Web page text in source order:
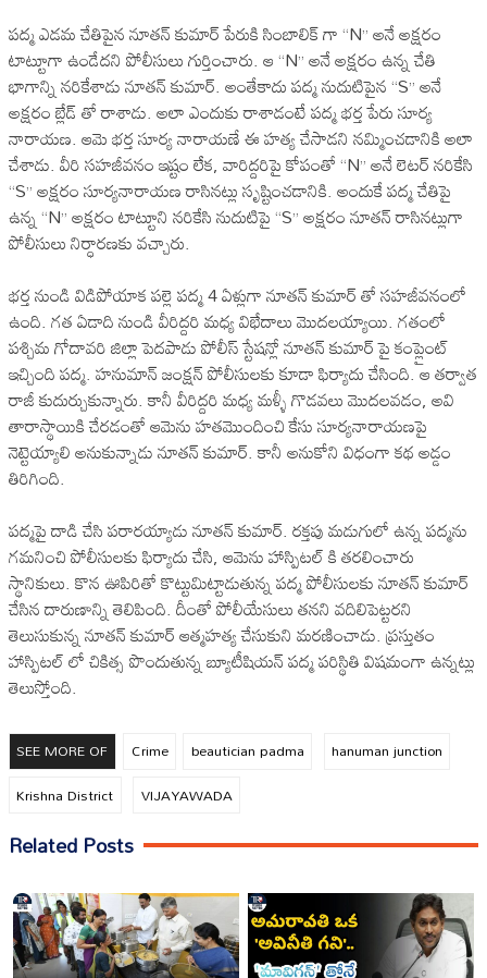
పద్మ ఎడమ చేతిపైన నూతన్ కుమార్ పేరుకి సింబాలిక్ గా “N” అనే అక్షరం
టాట్టూగా ఉండేదని పోలీసులు గుర్తించారు. ఆ “N” అనే అక్షరం ఉన్న చేతి
భాగాన్ని నరికేశాడు నూతన్ కుమార్. అంతేకాదు పద్మ నుదుటిపైన “S” అనే
అక్షరం బ్లేడ్ తో రాశాడు. అలా ఎందుకు రాశాడంటే పద్మ భర్త పేరు సూర్య
నారాయణ. ఆమె భర్త సూర్య నారాయణే ఈ హత్య చేసాడని నమ్మించడానికి అలా
చేశాడు. వీరి సహజీవనం ఇష్టం లేక, వారిద్దరిపై కోపంతో “N” అనే లెటర్ నరికేసి
“S” అక్షరం సూర్యనారాయణ రాసినట్లు సృష్టించడానికి. అందుకే పద్మ చేతిపై
ఉన్న “N” అక్షరం టాట్టూని నరికేసి నుదుటిపై “S” అక్షరం నూతన్ రాసినట్లుగా
పోలీసులు నిర్ధారణకు వచ్చారు.
భర్త నుండి విడిపోయాక పల్లె పద్మ 4 ఏళ్లుగా నూతన్ కుమార్ తో సహజీవనంలో
ఉంది. గత ఏడాది నుండి వీరిద్దరి మధ్య విభేదాలు మొదలయ్యాయి. గతంలో
పశ్చిమ గోదావరి జిల్లా పెదపాడు పోలీస్ స్టేషన్లో నూతన్ కుమార్ పై కంప్లైంట్
ఇచ్చింది పద్మ. హనుమాన్ జంక్షన్ పోలీసులకు కూడా ఫిర్యాదు చేసింది. ఆ తర్వాత
రాజీ కుదుర్చుకున్నారు. కానీ వీరిద్దరి మధ్య మళ్ళీ గొడవలు మొదలవడం, అవి
తారాస్థాయికి చేరడంతో ఆమెను హతమొందించి కేసు సూర్యనారాయణపై
నెట్టెయ్యాలి అనుకున్నాడు నూతన్ కుమార్. కానీ అనుకోని విధంగా కథ అడ్డం
తిరిగింది.
పద్మపై దాడి చేసి పరారయ్యాడు నూతన్ కుమార్. రక్తపు మడుగులో ఉన్న పద్మను
గమనించి పోలీసులకు ఫిర్యాదు చేసి, ఆమెను హాస్పిటల్ కి తరలించారు
స్థానికులు. కొన ఊపిరితో కొట్టుమిట్టాడుతున్న పద్మ పోలీసులకు నూతన్ కుమార్
చేసిన దారుణాన్ని తెలిపింది. దీంతో పోలీయేసులు తనని వదిలిపెట్టరని
తెలుసుకున్న నూతన్ కుమార్ ఆత్మహత్య చేసుకుని మరణించాడు. ప్రస్తుతం
హాస్పిటల్ లో చికిత్స పొందుతున్న బ్యూటీషియన్ పద్మ పరిస్థితి విషమంగా ఉన్నట్లు
తెలుస్తోంది.
SEE MORE OF Crime beautician padma
hanuman junction
Krishna District
VIJAYAWADA
Related Posts